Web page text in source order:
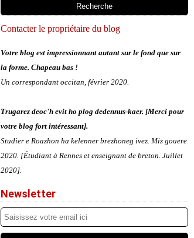
Contacter le propriétaire du blog
Votre blog est impressionnant autant sur le fond que sur
la forme. Chapeau bas !
Un correspondant occitan, février 2020.
Trugarez deoc'h evit ho plog dedennus-kaer. [Merci pour
votre blog fort intéressant].
Studier e Roazhon ha kelenner brezhoneg ivez. Miz gouere
2020. [Étudiant à Rennes et enseignant de breton. Juillet
2020].
Newsletter